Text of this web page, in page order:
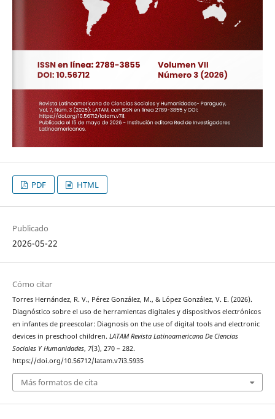
PDF HTML
Publicado
2026-05-22
Cómo citar
Torres Hernández, R. V., Pérez González, M., & López González, V. E. (2026).
Diagnóstico sobre el uso de herramientas digitales y dispositivos electrónicos
en infantes de preescolar: Diagnosis on the use of digital tools and electronic
devices in preschool children. LATAM Revista Latinoamericana De Ciencias
Sociales Y Humanidades, 7(3), 270 – 282.
https://doi.org/10.56712/latam.v7i3.5935
Más formatos de cita